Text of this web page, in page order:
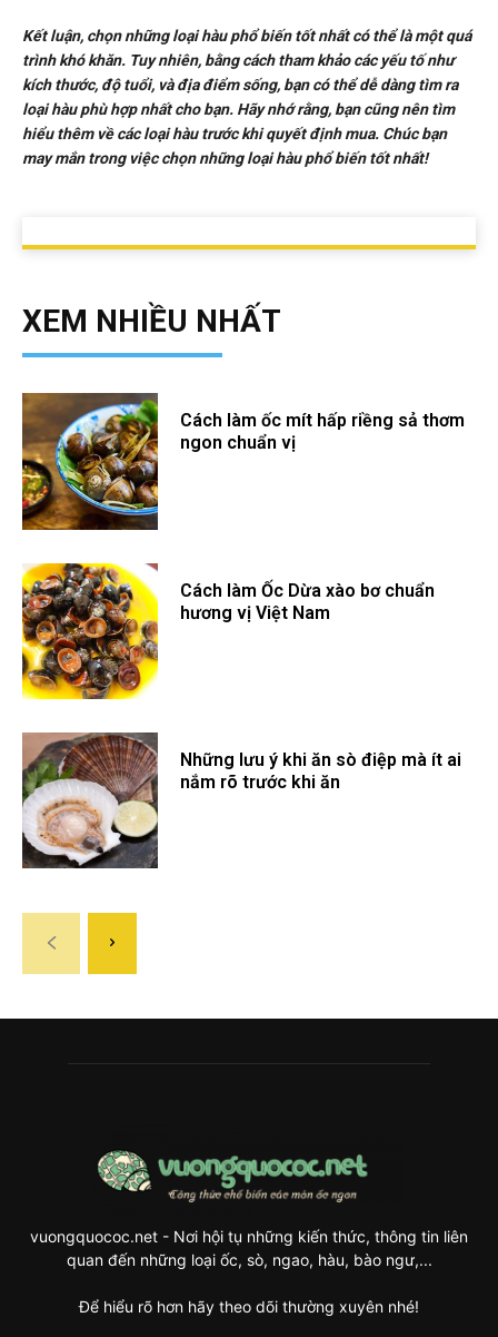
Kết luận, chọn những loại hàu phổ biến tốt nhất có thể là một quá
trình khó khăn. Tuy nhiên, bằng cách tham khảo các yếu tố như
kích thước, độ tuổi, và địa điểm sống, bạn có thể dễ dàng tìm ra
loại hàu phù hợp nhất cho bạn. Hãy nhớ rằng, bạn cũng nên tìm
hiểu thêm về các loại hàu trước khi quyết định mua. Chúc bạn
may mắn trong việc chọn những loại hàu phổ biến tốt nhất!
XEM NHIỀU NHẤT
Cách làm ốc mít hấp riềng sả thơm
ngon chuẩn vị
Cách làm Ốc Dừa xào bơ chuẩn
hương vị Việt Nam
Những lưu ý khi ăn sò điệp mà ít ai
nắm rõ trước khi ăn
vuongquococ.net - Nơi hội tụ những kiến thức, thông tin liên
quan đến những loại ốc, sò, ngao, hàu, bào ngư,...
Để hiểu rõ hơn hãy theo dõi thường xuyên nhé!